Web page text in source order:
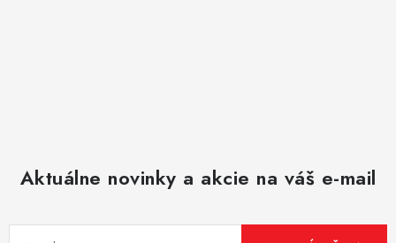
Aktuálne novinky a akcie na váš e-mail